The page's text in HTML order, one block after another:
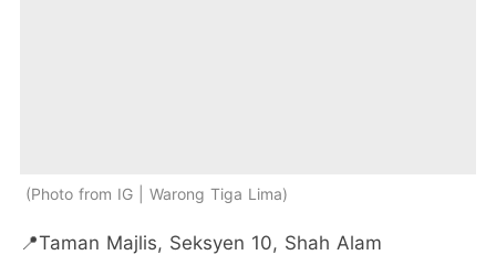
Photo from IG | Warong Tiga Lima
📍Taman Majlis, Seksyen 10, Shah Alam